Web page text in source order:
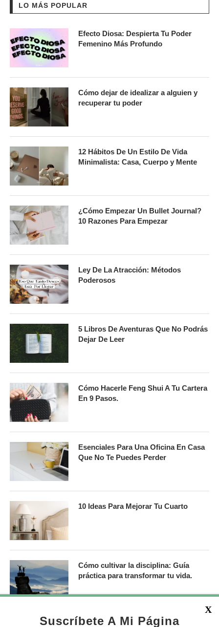
Suscríbete A Mi Página
X
LO MÁS POPULAR
Efecto Diosa: Despierta Tu Poder
Femenino Más Profundo
Cómo dejar de idealizar a alguien y
recuperar tu poder
12 Hábitos De Un Estilo De Vida
Minimalista: Casa, Cuerpo y Mente
¿Cómo Empezar Un Bullet Journal?
10 Razones Para Empezar
Ley De La Atracción: Métodos
Poderosos
5 Libros De Aventuras Que No Podrás
Dejar De Leer
Cómo Hacerle Feng Shui A Tu Cartera
En 9 Pasos.
Esenciales Para Una Oficina En Casa
Que No Te Puedes Perder
10 Ideas Para Mejorar Tu Cuarto
Cómo cultivar la disciplina: Guía
práctica para transformar tu vida.